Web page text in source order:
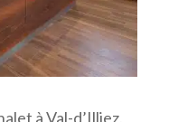
à Val-d’Illiez.